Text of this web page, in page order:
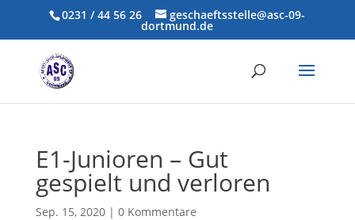
0231 / 44 56 26 geschaeftsstelle@asc-09-
dortmund.de
E1-Junioren – Gut
gespielt und verloren
Sep. 15, 2020| 0 Kommentare